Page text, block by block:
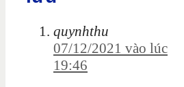
quynhthu
07/12/2021 vào lúc
19:46